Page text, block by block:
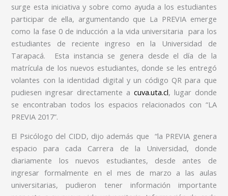
surge esta iniciativa y sobre como ayuda a los estudiantes
participar de ella, argumentando que La PREVIA emerge
como la fase 0 de inducción a la vida universitaria para los
estudiantes de reciente ingreso en la Universidad de
Tarapacá. Esta instancia se genera desde el día de la
matrícula de los nuevos estudiantes, donde se les entregó
volantes con la identidad digital y un código QR para que
pudiesen ingresar directamente a cuva.uta.cl, lugar donde
se encontraban todos los espacios relacionados con “LA
PREVIA 2017”.
El Psicólogo del CIDD, dijo además que “la PREVIA genera
espacio para cada Carrera de la Universidad, donde
diariamente los nuevos estudiantes, desde antes de
ingresar formalmente en el mes de marzo a las aulas
universitarias, pudieron tener información importante